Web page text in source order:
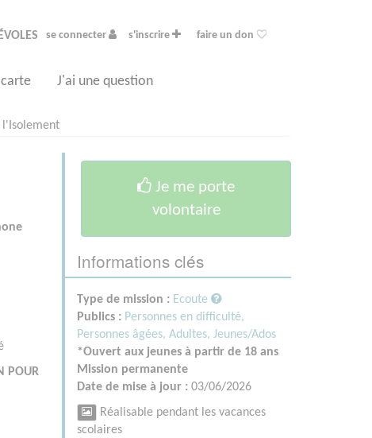
se connecter s'inscrire faire un don
J'ai une question
l'Isolement
POUR
Je me porte
volontaire
Informations clés
Type de mission : Ecoute
Publics : Personnes en difficulté,
Personnes âgées, Adultes, Jeunes/Ados
*Ouvert aux jeunes à partir de 18 ans
Mission permanente
Date de mise à jour : 03/06/2026
Réalisable pendant les vacances
scolaires